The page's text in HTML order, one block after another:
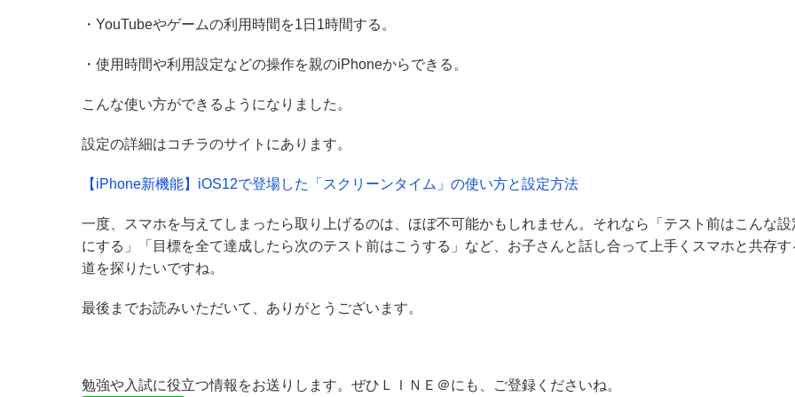
・YouTubeやゲームの利用時間を1日1時間する。
・使用時間や利用設定などの操作を親のiPhoneからできる。
こんな使い方ができるようになりました。
設定の詳細はコチラのサイトにあります。
【iPhone新機能】iOS12で登場した「スクリーンタイム」の使い方と設定方法
一度、スマホを与えてしまったら取り上げるのは、ほぼ不可能かもしれません。それなら「テスト前はこんな設
にする」「目標を全て達成したら次のテスト前はこうする」など、お子さんと話し合って上手くスマホと共存す
道を探りたいですね。
最後までお読みいただいて、ありがとうございます。
勉強や入試に役立つ情報をお送りします。ぜひＬＩＮＥ＠にも、ご登録くださいね。